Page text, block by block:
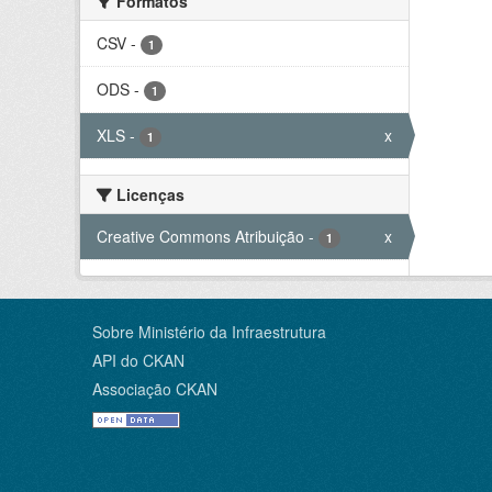
CSV - 1
ODS - 1
XLS - 1 x
Licenças
Creative Commons Atribuição - 1 x
Sobre Ministério da Infraestrutura
API do CKAN
Associação CKAN